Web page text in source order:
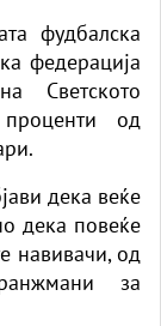
фудбалска
федерација
Светското
од
дека веќе
дека повеќе
навивачи, од
за